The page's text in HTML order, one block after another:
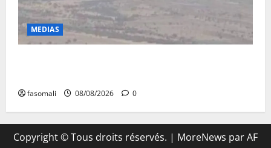
MEDIAS
fasomali 08/08/2026 0
Copyright © Tous droits réservés. | MoreNews par AF